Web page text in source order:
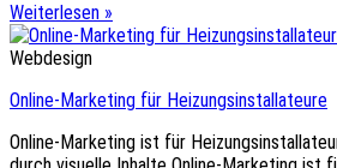
Weiterlesen »
Webdesign
Online-Marketing für Heizungsinstallateure
Online-Marketing ist für